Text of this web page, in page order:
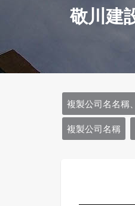
敬川建
複製公司名名稱
複製公司名稱